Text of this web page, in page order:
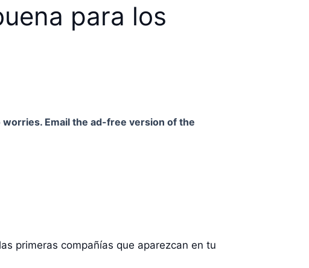
para los
Email the ad-free version of the
primeras compañías que aparezcan en tu